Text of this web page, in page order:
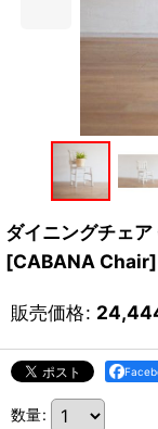
ダイニングチェア
[CABANA Chair]
販売価格:
数量: